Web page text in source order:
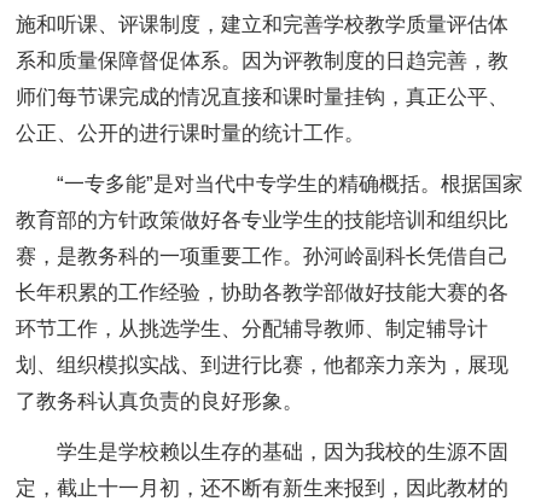
施和听课、评课制度，建立和完善学校教学质量评估体
系和质量保障督促体系。因为评教制度的日趋完善，教
师们每节课完成的情况直接和课时量挂钩，真正公平、
公正、公开的进行课时量的统计工作。
“一专多能”是对当代中专学生的精确概括。根据国家
教育部的方针政策做好各专业学生的技能培训和组织比
赛，是教务科的一项重要工作。孙河岭副科长凭借自己
长年积累的工作经验，协助各教学部做好技能大赛的各
环节工作，从挑选学生、分配辅导教师、制定辅导计
划、组织模拟实战、到进行比赛，他都亲力亲为，展现
了教务科认真负责的良好形象。
学生是学校赖以生存的基础，因为我校的生源不固
定，截止十一月初，还不断有新生来报到，因此教材的